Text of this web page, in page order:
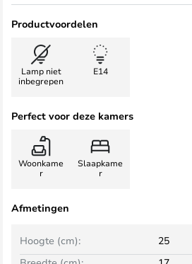
Productvoordelen
Lamp niet
inbegrepen
E14
Perfect voor deze kamers
Woonkame
r
Slaapkame
r
Afmetingen
Hoogte (cm): 25